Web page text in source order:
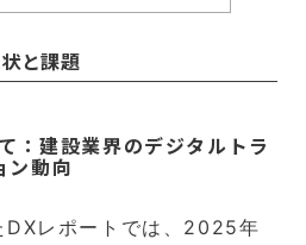
と課題
：建設業界のデジタルトラ
ン動向
DXレポートでは、2025年